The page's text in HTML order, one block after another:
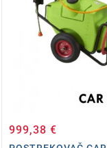
999,38 €